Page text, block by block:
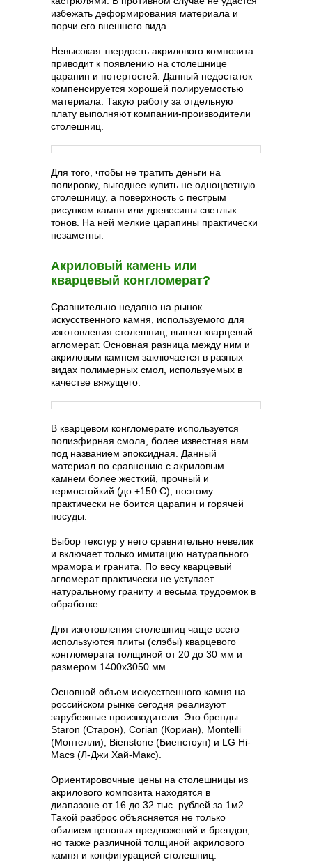
избежать деформирования материала и
порчи его внешнего вида.
Невысокая твердость акрилового композита
приводит к появлению на столешнице
царапин и потертостей. Данный недостаток
компенсируется хорошей полируемостью
материала. Такую работу за отдельную
плату выполняют компании-производители
столешниц.
Для того, чтобы не тратить деньги на
полировку, выгоднее купить не одноцветную
столешницу, а поверхность с пестрым
рисунком камня или древесины светлых
тонов. На ней мелкие царапины практически
незаметны.
Акриловый камень или
кварцевый конгломерат?
Сравнительно недавно на рынок
искусственного камня, используемого для
изготовления столешниц, вышел кварцевый
агломерат. Основная разница между ним и
акриловым камнем заключается в разных
видах полимерных смол, используемых в
качестве вяжущего.
В кварцевом конгломерате используется
полиэфирная смола, более известная нам
под названием эпоксидная. Данный
материал по сравнению с акриловым
камнем более жесткий, прочный и
термостойкий (до +150 С), поэтому
практически не боится царапин и горячей
посуды.
Выбор текстур у него сравнительно невелик
и включает только имитацию натурального
мрамора и гранита. По весу кварцевый
агломерат практически не уступает
натуральному граниту и весьма трудоемок в
обработке.
Для изготовления столешниц чаще всего
используются плиты (слэбы) кварцевого
конгломерата толщиной от 20 до 30 мм и
размером 1400х3050 мм.
Основной объем искусственного камня на
российском рынке сегодня реализуют
зарубежные производители. Это бренды
Staron (Старон), Corian (Кориан), Montelli
(Монтелли), Bienstone (Биенстоун) и LG Hi-
Macs (Л-Джи Хай-Макс).
Ориентировочные цены на столешницы из
акрилового композита находятся в
диапазоне от 16 до 32 тыс. рублей за 1м2.
Такой разброс объясняется не только
обилием ценовых предложений и брендов,
но также различной толщиной акрилового
камня и конфигурацией столешниц.